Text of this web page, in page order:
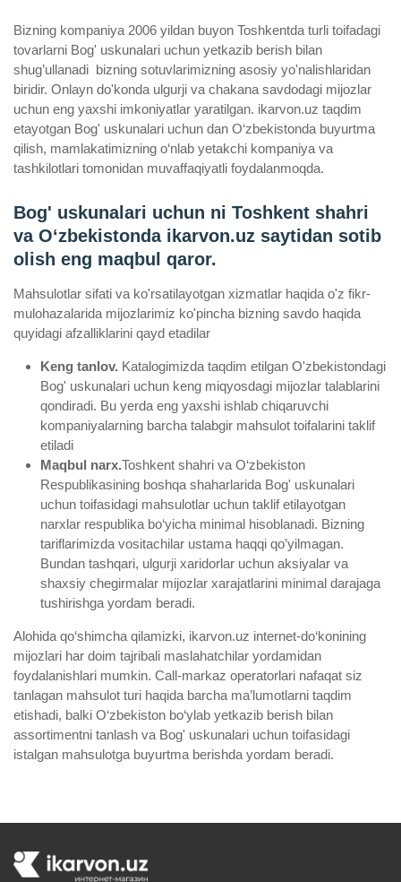
Bizning kompaniya 2006 yildan buyon Toshkentda turli toifadagi
tovarlarni Bog' uskunalari uchun yetkazib berish bilan
shug’ullanadi ­ bizning sotuvlarimizning asosiy yo'nalishlaridan
biridir. Onlayn do'konda ulgurji va chakana savdodagi mijozlar
uchun eng yaxshi imkoniyatlar yaratilgan. ikarvon.uz taqdim
etayotgan Bog' uskunalari uchun dan O‘zbekistonda buyurtma
qilish, mamlakatimizning o‘nlab yetakchi kompaniya va
tashkilotlari tomonidan muvaffaqiyatli foydalanmoqda.
Bog' uskunalari uchun ni Toshkent shahri
va Oʻzbekistonda ikarvon.uz saytidan sotib
olish eng maqbul qaror.
Mahsulotlar sifati va ko'rsatilayotgan xizmatlar haqida o'z fikr-
mulohazalarida mijozlarimiz ko'pincha bizning savdo haqida
quyidagi afzalliklarini qayd etadilar
Keng tanlov. Katalogimizda taqdim etilgan O'zbekistondagi
Bog' uskunalari uchun keng miqyosdagi mijozlar talablarini
qondiradi. Bu yerda eng yaxshi ishlab chiqaruvchi
kompaniyalarning barcha talabgir mahsulot toifalarini taklif
etiladi
Maqbul narx.Toshkent shahri va O‘zbekiston
Respublikasining boshqa shaharlarida Bog' uskunalari
uchun toifasidagi mahsulotlar uchun taklif etilayotgan
narxlar respublika bo‘yicha minimal hisoblanadi. Bizning
tariflarimizda vositachilar ustama haqqi qo’yilmagan.
Bundan tashqari, ulgurji xaridorlar uchun aksiyalar va
shaxsiy chegirmalar mijozlar xarajatlarini minimal darajaga
tushirishga yordam beradi.
Alohida qo‘shimcha qilamizki, ikarvon.uz internet-do‘konining
mijozlari har doim tajribali maslahatchilar yordamidan
foydalanishlari mumkin. Call-markaz operatorlari nafaqat siz
tanlagan mahsulot turi haqida barcha ma’lumotlarni taqdim
etishadi, balki O‘zbekiston bo‘ylab yetkazib berish bilan
assortimentni tanlash va Bog' uskunalari uchun toifasidagi
istalgan mahsulotga buyurtma berishda yordam beradi.